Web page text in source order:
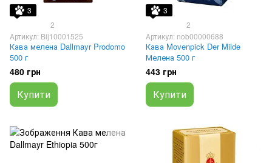
3
2
Артикул: Bij10001525
Кава мелена Dallmayr Prodomo
500 г
480 грн
Купити
3
2
Артикул: nob00000688
Кава Movenpick Der Milde
Мелена 500 г
443 грн
Купити